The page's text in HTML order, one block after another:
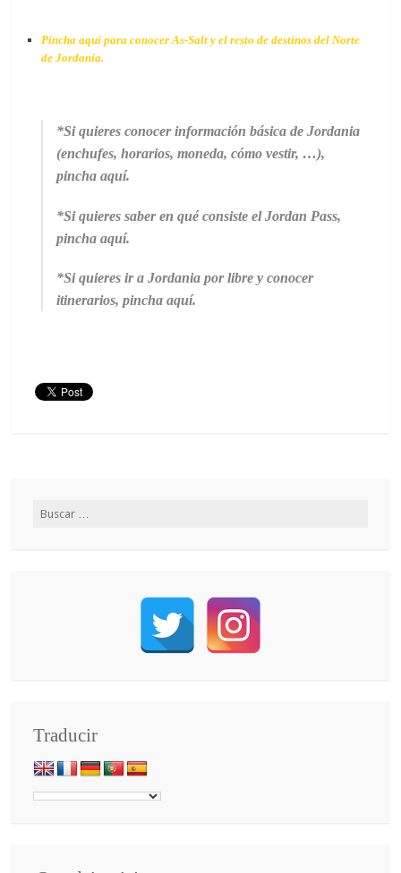
Pincha aquí para conocer As-Salt y el resto de destinos del Norte
de Jordania.
*Si quieres conocer información básica de Jordania
(enchufes, horarios, moneda, cómo vestir, …),
pincha aquí.
*Si quieres saber en qué consiste elJordan Pass,
pincha aquí.
*Si quieres ir a Jordania por libre y conocer
itinerarios, pincha aquí.
Traducir